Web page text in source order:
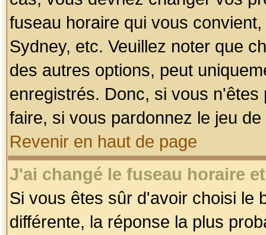
fuseau horaire qui vous
Sydney, etc. Veuillez noter que
des autres options, peut
enregistrés. Donc, si vous
faire, si vous pardonnez le jeu
Revenir en haut de page
J'ai changé le fuseau horaire
Si vous êtes sûr d'avoir choisi le
différente, la réponse la plus